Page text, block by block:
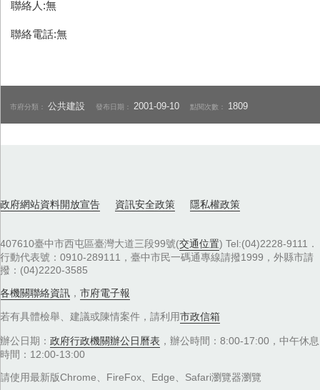
聯絡人:無
聯絡電話:無
市府分類：公共建設 發布日期： 2001-09-10 點閱次數： 1809
政府網站資料開放宣告 資訊安全政策 隱私權政策
407610臺中市西屯區臺灣大道三段99號(交通位置) Tel:(04)2228-9111．
行動代表號：0910-289111，臺中市民一碼通專線請撥1999，外縣市請
撥：(04)2220-3585
各機關聯絡資訊 ， 市府電子報
若有具體檢舉、建議或陳情案件，請利用市政信箱
辦公日期： 政府行政機關辦公日曆表 ，辦公時間：8:00-17:00，中午休息
時間：12:00-13:00
請使用最新版Chrome、FireFox、Edge、Safari瀏覽器瀏覽